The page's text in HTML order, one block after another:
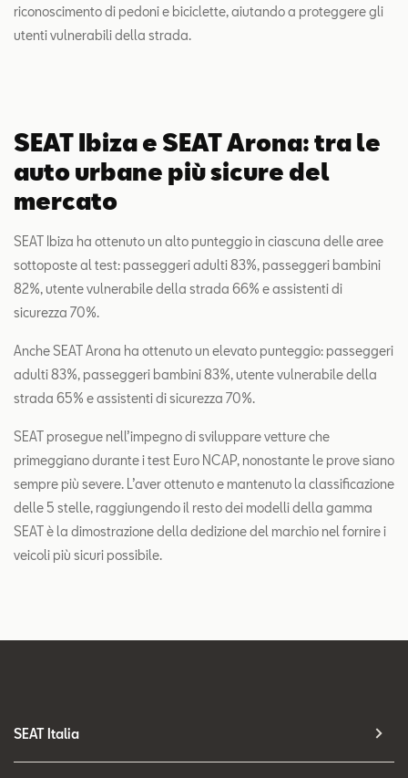
riconoscimento di pedoni e biciclette, aiutando a proteggere gli
utenti vulnerabili della strada.
SEAT Ibiza e SEAT Arona: tra le
auto urbane più sicure del
mercato
SEAT Ibiza ha ottenuto un alto punteggio in ciascuna delle aree
sottoposte al test: passeggeri adulti 83%, passeggeri bambini
82%, utente vulnerabile della strada 66% e assistenti di
sicurezza 70%.
Anche SEAT Arona ha ottenuto un elevato punteggio: passeggeri
adulti 83%, passeggeri bambini 83%, utente vulnerabile della
strada 65% e assistenti di sicurezza 70%.
SEAT prosegue nell’impegno di sviluppare vetture che
primeggiano durante i test Euro NCAP, nonostante le prove siano
sempre più severe. L’aver ottenuto e mantenuto la classificazione
delle 5 stelle, raggiungendo il resto dei modelli della gamma
SEAT è la dimostrazione della dedizione del marchio nel fornire i
veicoli più sicuri possibile.
SEAT Italia